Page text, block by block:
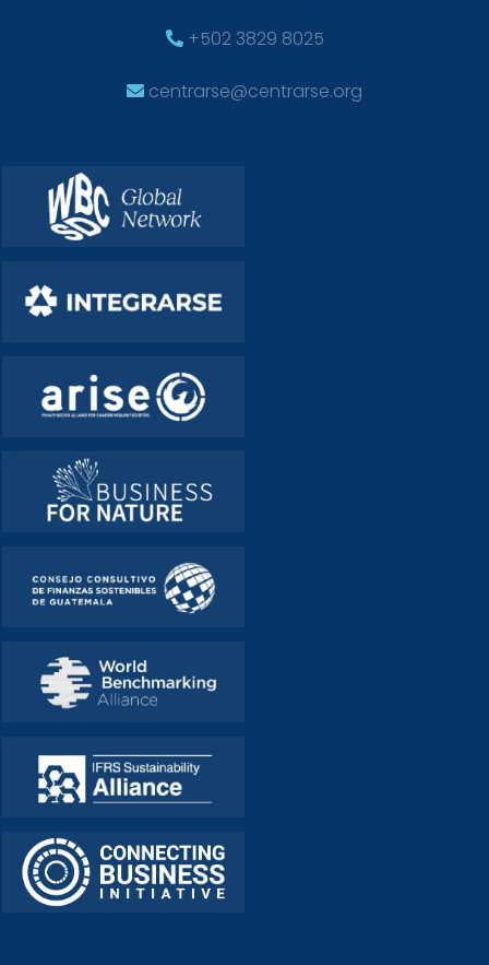
+502 3829 8025
centrarse@centrarse.org